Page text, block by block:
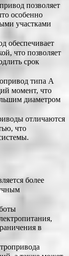
позволяет
особенно
участками
обеспечивает
что позволяет
срок
типа А
момент, что
диаметром
отличаются
что
более
в